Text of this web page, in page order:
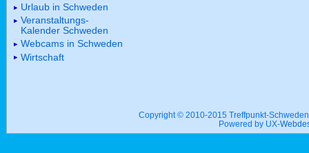
Urlaub in Schweden
Veranstaltungs-
Kalender Schweden
Webcams in Schweden
Wirtschaft
Copyright © 2010-2015 Treffpunkt-
Powered by UX-